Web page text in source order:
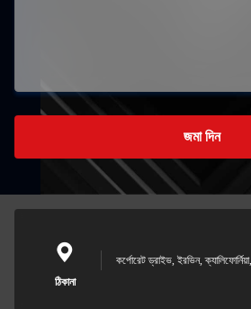
জমা দিন
ঠিকানা
কর্পোরেট ড্রাইভ, ইরভিন, ক্যালিফোর্নিয়া,